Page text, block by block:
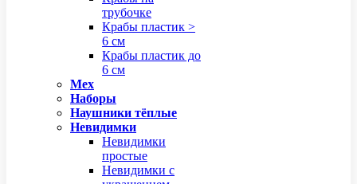
трубочке
Крабы пластик >
6 см
Крабы пластик до
6 см
Мех
Наборы
Наушники тёплые
Невидимки
Невидимки
простые
Невидимки с